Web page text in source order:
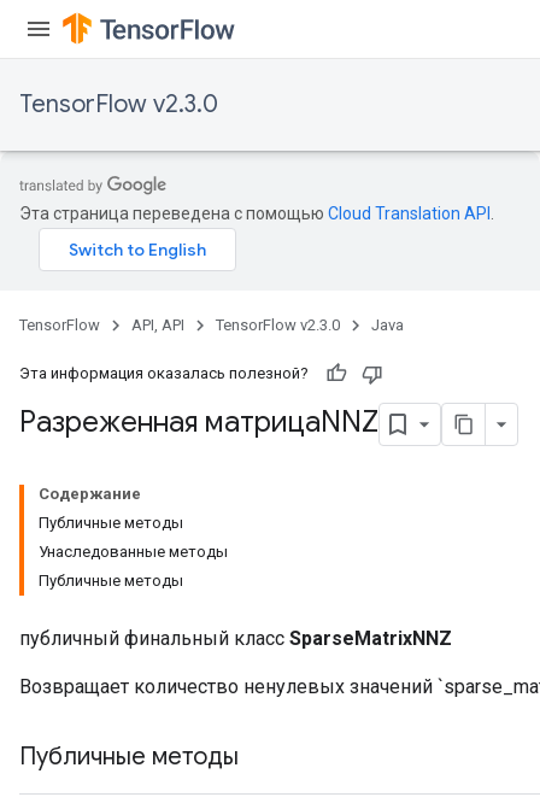
TensorFlow v2.3.0
Эта страница переведена с помощью Cloud Translation API
TensorFlow API, API TensorFlow v2.3.0 Java
Эта информация оказалась полезной?
Разреженная матрицаNNZ
Содержание
Публичные методы
Унаследованные методы
Публичные методы
публичный финальный класс SparseMatrixNNZ
Возвращает количество ненулевых значений
Публичные методы